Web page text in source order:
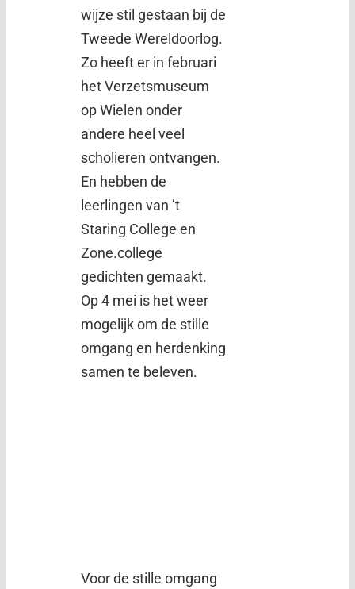
wijze stil gestaan bij de
Tweede Wereldoorlog.
Zo heeft er in februari
het Verzetsmuseum
op Wielen onder
andere heel veel
scholieren ontvangen.
En hebben de
leerlingen van ’t
Staring College en
Zone.college
gedichten gemaakt.
Op 4 mei is het weer
mogelijk om de stille
omgang en herdenking
samen te beleven.
Voor de stille omgang